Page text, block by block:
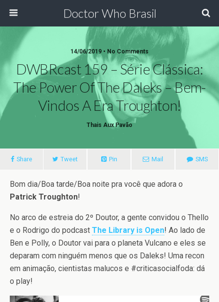
Doctor Who Brasil
14/06/2019 • No Comments
DWBRcast 159 – Série Clássica:
The Power Of The Daleks – Bem-
Vindos A Era Troughton!
Thais Aux Pavão
Share Tweet Pin Mail SMS
Bom dia/Boa tarde/Boa noite pra você que adora o
Patrick Troughton!
No arco de estreia do 2º Doutor, a gente convidou o Thello
e o Rodrigo do podcast The Library is Open! Ao lado de
Ben e Polly, o Doutor vai para o planeta Vulcano e eles se
deparam com ninguém menos que os Daleks! Uma recon
em animação, cientistas malucos e #criticasocialfoda: dá
o play!